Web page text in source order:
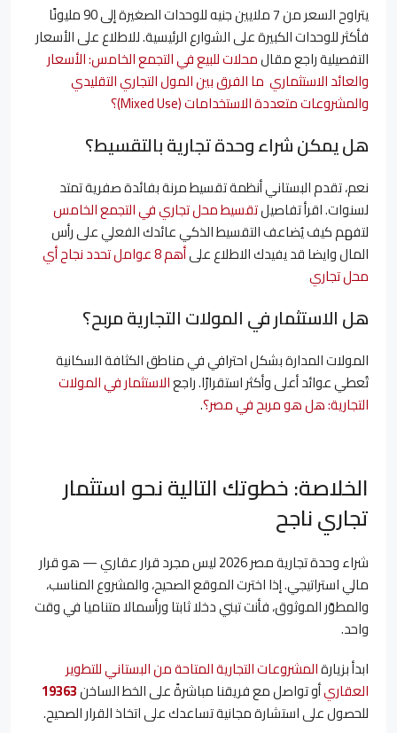
يتراوح السعر من 7 ملايين جنيه للوحدات الصغيرة إلى 90 مليونًا
فأكثر للوحدات الكبيرة على الشوارع الرئيسية. للاطلاع على الأسعار
التفصيلية راجع مقالمحلات للبيع في التجمع الخامس: الأسعار
والعائد الاستثماري ما الفرق بين المول التجاري التقليدي
والمشروعات متعددة الاستخدامات (Mixed Use)؟
هل يمكن شراء وحدة تجارية بالتقسيط؟
نعم، تقدم البستاني أنظمة تقسيط مرنة بفائدة صفرية تمتد
لسنوات. اقرأ تفاصيلتقسيط محل تجاري في التجمع الخامس
لتفهم كيف يُضاعف التقسيط الذكي عائدك الفعلي على رأس
المال وايضا قد يفيدك الاطلاع على
أهم 8 عوامل تحدد نجاح أي
محل تجاري
هل الاستثمار في المولات التجارية مربح؟
المولات المدارة بشكل احترافي في مناطق الكثافة السكانية
تُعطي عوائد أعلى وأكثر استقرارًا. راجعالاستثمار في المولات
التجارية: هل هو مربح في مصر؟.
الخلاصة: خطوتك التالية نحو استثمار
تجاري ناجح
شراء وحدة تجارية مصر 2026 ليس مجرد قرار عقاري — هو قرار
مالي استراتيجي. إذا اخترت الموقع الصحيح، والمشروع المناسب،
والمطوّر الموثوق، فأنت تبني دخلا ثابتا ورأسمالا متناميا في وقت
واحد.
ابدأ بزيارةالمشروعات التجارية المتاحة من البستاني للتطوير
العقاريأو تواصل مع فريقنا مباشرةً على الخط الساخن19363
للحصول على استشارة مجانية تساعدك على اتخاذ القرار الصحيح.